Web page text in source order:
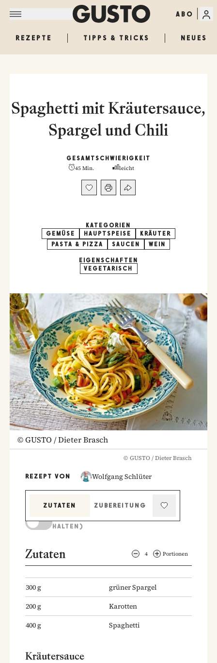
ABO
REZEPTE TIPPS & TRICKS NEUES
Spaghetti mit Kräutersauce,
Spargel und Chili
GESAMT
45 Min.
SCHWIERIGKEIT
leicht
KATEGORIEN
GEMÜSE
HAUPTSPEISE
KRÄUTER
PASTA & PIZZA
SAUCEN WEIN
EIGENSCHAFTEN
VEGETARISCH
©GUSTO / Dieter Brasch
© GUSTO / Dieter Brasch
REZEPT VON Wolfgang Schlüter
ZUTATEN
ZUBEREITUNG
HALTEN)
Zutaten 4 Portionen
300g
grüner Spargel
200g
Karotten
400g Spaghetti
Kräutersauce